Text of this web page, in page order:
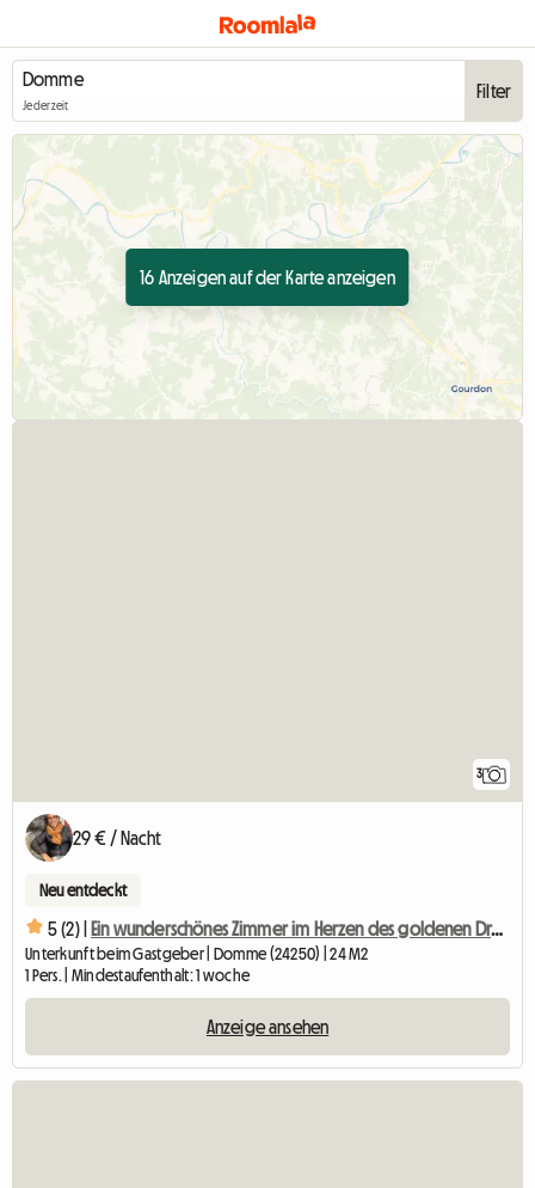
Jederzeit
Filter
16 Anzeigen auf der Karte anzeigen
3
29 € / Nacht
Neu entdeckt
5 (2) | Ein wunderschönes Zimmer im Herzen des goldenen Dreiecks des Périgord Noir
Unterkunft beim Gastgeber | Domme (24250) | 24 M2
1 Pers. | Mindestaufenthalt: 1 woche
Anzeige ansehen